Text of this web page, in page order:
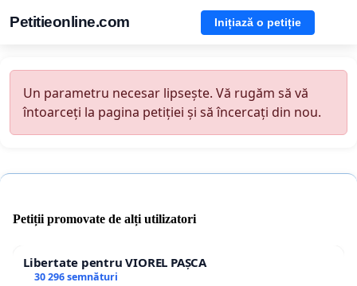
Petitieonline.com Inițiază o petiție
Un parametru necesar lipsește. Vă rugăm să vă
întoarceți la pagina petiției și să încercați din nou.
Petiții promovate de alți utilizatori
Libertate pentru VIOREL PAȘCA
30 296 semnături